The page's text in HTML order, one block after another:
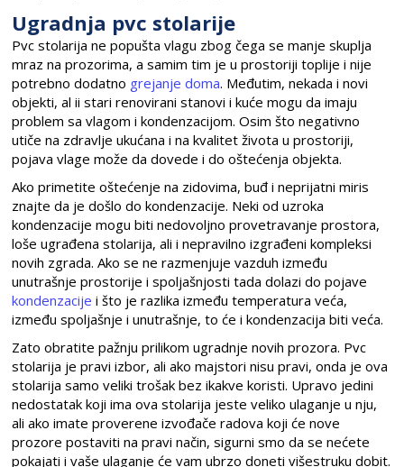
Ugradnja pvc stolarije
Pvc stolarija ne popušta vlagu zbog čega se manje skuplja
mraz na prozorima, a samim tim je u prostoriji toplije i nije
potrebno dodatno grejanje doma. Međutim, nekada i novi
objekti, al ii stari renovirani stanovi i kuće mogu da imaju
problem sa vlagom i kondenzacijom. Osim što negativno
utiče na zdravlje ukućana i na kvalitet života u prostoriji,
pojava vlage može da dovede i do oštećenja objekta.
Ako primetite oštećenje na zidovima, buđ i neprijatni miris
znajte da je došlo do kondenzacije. Neki od uzroka
kondenzacije mogu biti nedovoljno provetravanje prostora,
loše ugrađena stolarija, ali i nepravilno izgrađeni kompleksi
novih zgrada. Ako se ne razmenjuje vazduh između
unutrašnje prostorije i spoljašnjosti tada dolazi do pojave
kondenzacije i što je razlika između temperatura veća,
između spoljašnje i unutrašnje, to će i kondenzacija biti veća.
Zato obratite pažnju prilikom ugradnje novih prozora. Pvc
stolarija je pravi izbor, ali ako majstori nisu pravi, onda je ova
stolarija samo veliki trošak bez ikakve koristi. Upravo jedini
nedostatak koji ima ova stolarija jeste veliko ulaganje u nju,
ali ako imate proverene izvođače radova koji će nove
prozore postaviti na pravi način, sigurni smo da se nećete
pokajati i vaše ulaganje će vam ubrzo doneti višestruku dobit.